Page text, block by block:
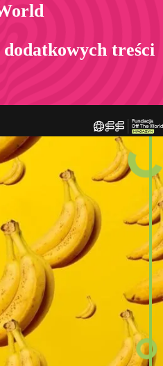
treści